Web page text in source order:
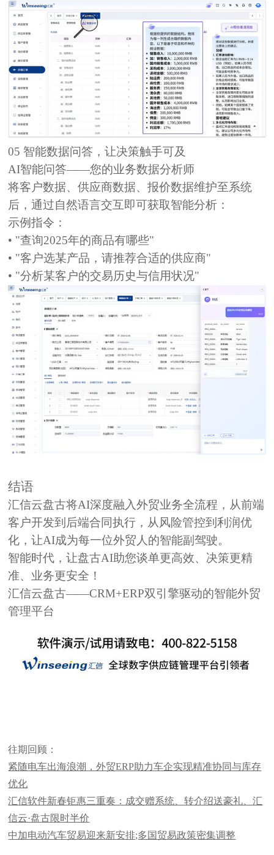
05 智能数据问答，让决策触手可及
AI智能问答——您的业务数据分析师
将客户数据、供应商数据、报价数据维护至系统
后，通过自然语言交互即可获取智能分析：
示例指令：
• "查询2025年的商品有哪些"
• "客户选某产品，请推荐合适的供应商"
• "分析某客户的交易历史与信用状况"
结语
汇信云盘古将AI深度融入外贸业务全流程，从前端
客户开发到后端合同执行，从风险管控到利润优
化，让AI成为每一位外贸人的智能副驾驶。
智能时代，让盘古AI助您谈单更高效、决策更精
准、业务更安全！
汇信云盘古——CRM+ERP双引擎驱动的智能外贸
管理平台
往期回顾：
紧随电车出海浪潮，外贸ERP助力车企实现精准协同与库存
优化
汇信软件新春钜惠三重奏：成交赠系统、转介绍送豪礼、汇
信云·盘古限时半价
中加电动汽车贸易迎来新安排;多国贸易政策密集调整